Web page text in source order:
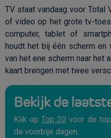
TV staat vandaag voor Total
of video op het grote tv-
computer, tablet of
houdt het bij één scherm
van het ene scherm naar het
kaart brengen met twee
Bekijk de
Klik opTop 20 voor de
de voorbije dagen.